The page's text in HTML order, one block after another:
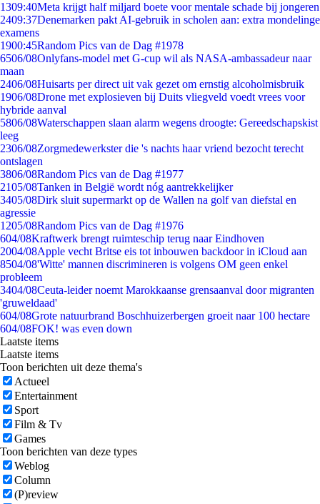
1309:40Meta krijgt half miljard boete voor mentale schade bij jongeren
2409:37Denemarken pakt AI-gebruik in scholen aan: extra mondelinge
examens
1900:45Random Pics van de Dag #1978
6506/08Onlyfans-model met G-cup wil als NASA-ambassadeur naar
maan
2406/08Huisarts per direct uit vak gezet om ernstig alcoholmisbruik
1906/08Drone met explosieven bij Duits vliegveld voedt vrees voor
hybride aanval
5806/08Waterschappen slaan alarm wegens droogte: Gereedschapskist
leeg
2306/08Zorgmedewerkster die 's nachts haar vriend bezocht terecht
ontslagen
3806/08Random Pics van de Dag #1977
2105/08Tanken in België wordt nóg aantrekkelijker
3405/08Dirk sluit supermarkt op de Wallen na golf van diefstal en
agressie
1205/08Random Pics van de Dag #1976
604/08Kraftwerk brengt ruimteschip terug naar Eindhoven
2004/08Apple vecht Britse eis tot inbouwen backdoor in iCloud aan
8504/08'Witte' mannen discrimineren is volgens OM geen enkel
probleem
3404/08Ceuta-leider noemt Marokkaanse grensaanval door migranten
'gruweldaad'
604/08Grote natuurbrand Boschhuizerbergen groeit naar 100 hectare
604/08FOK! was even down
Laatste items
Laatste items
Toon berichten uit deze thema's
Actueel
Entertainment
Sport
Film & Tv
Games
Toon berichten van deze types
Weblog
Column
(P)review